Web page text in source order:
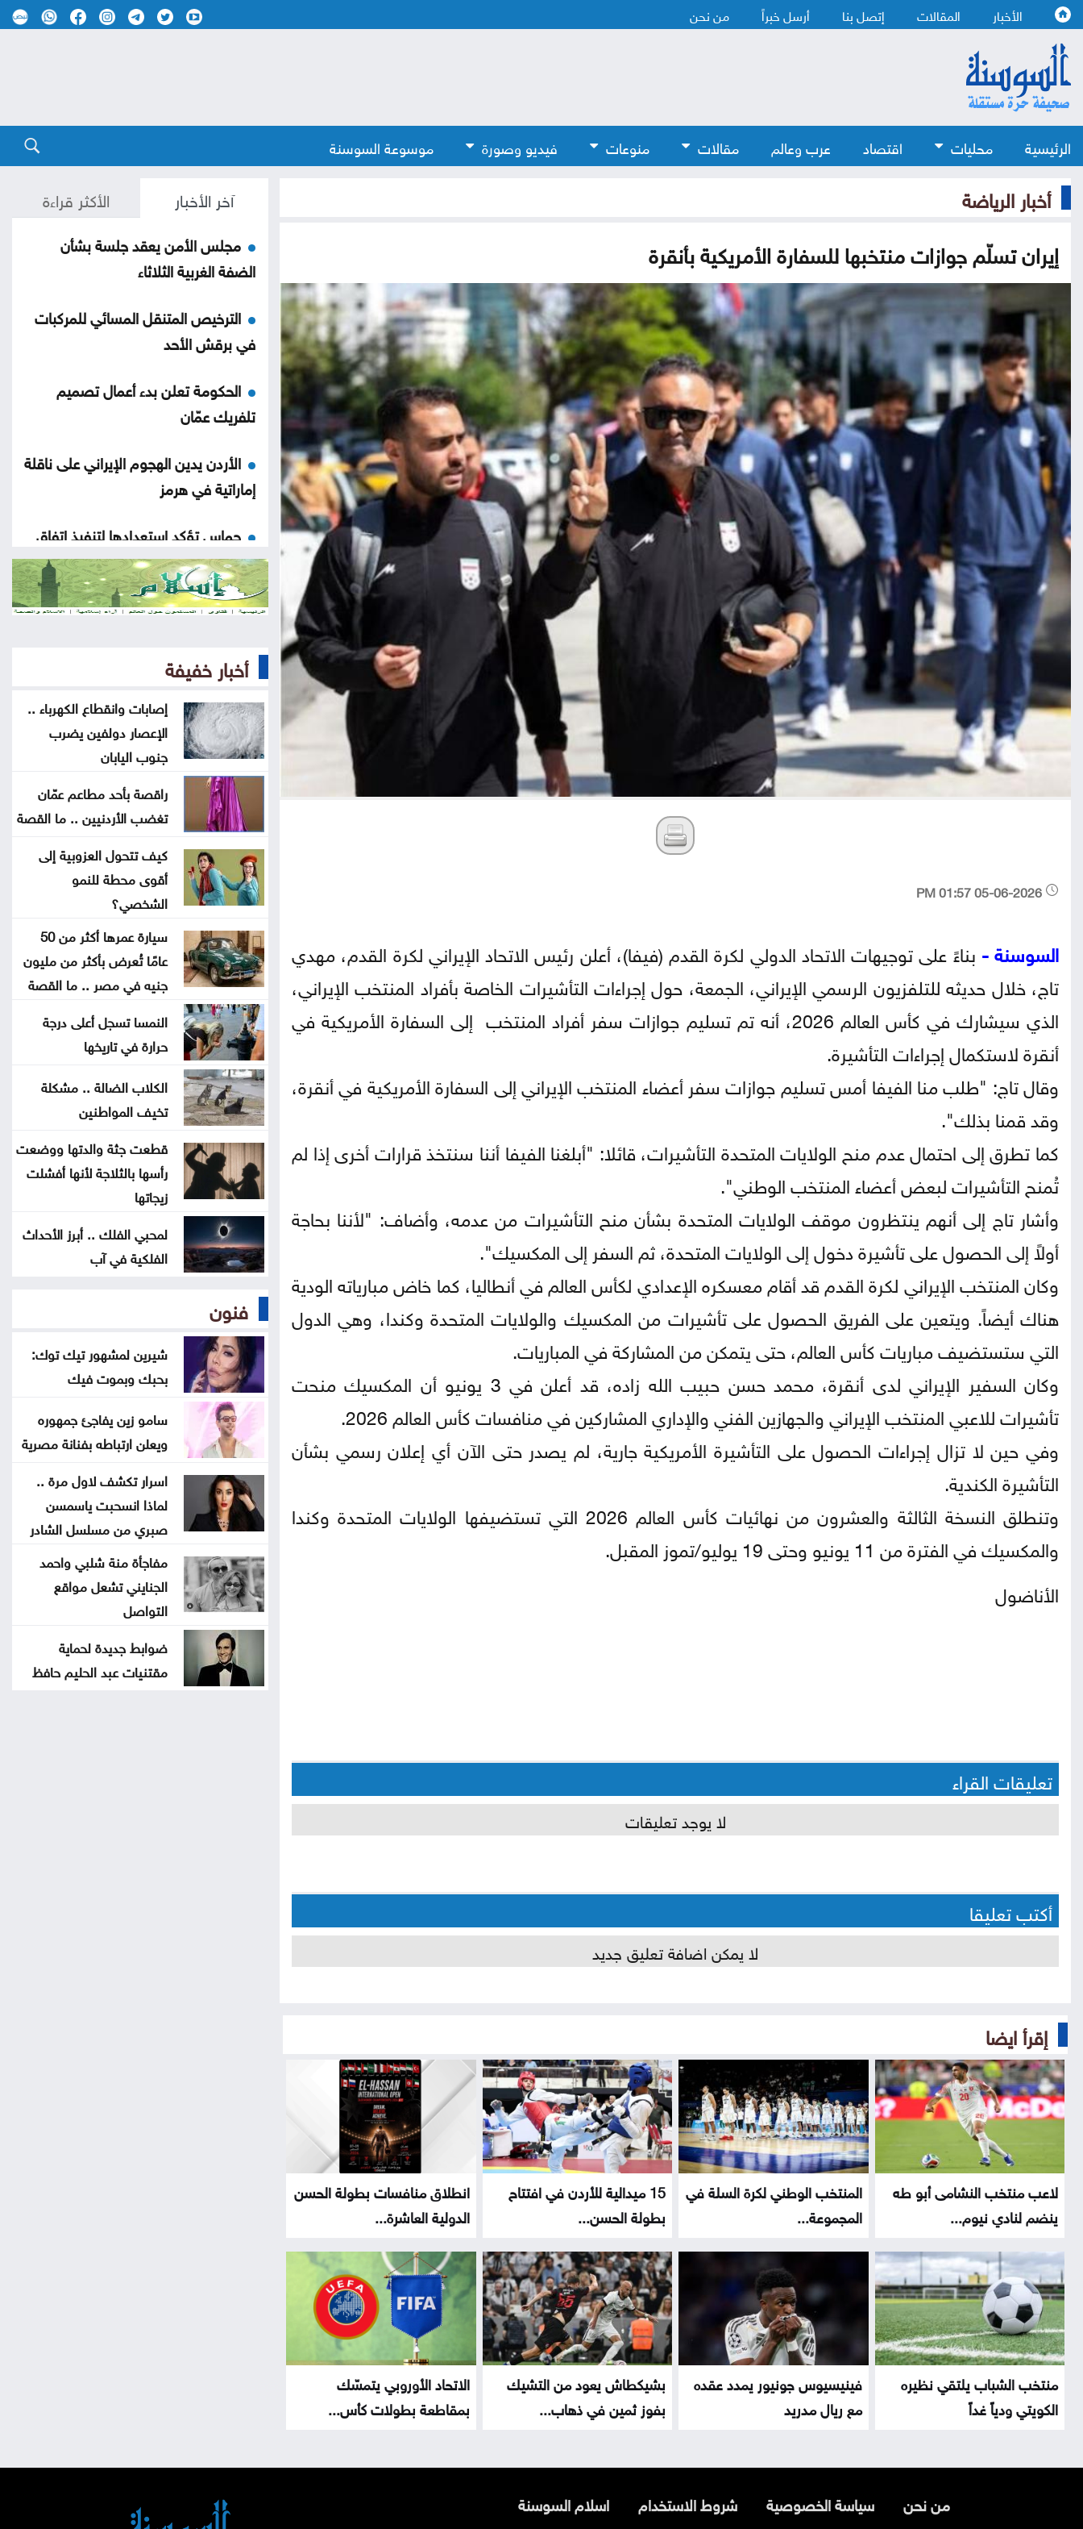
الأخبار المقالات إتصل بنا أرسل خبراً من نحن
الرئيسية محليات اقتصاد عرب وعالم مقالات منوعات فيديو وصورة موسوعة السوسنة
أخبار الرياضة
إيران تسلّم جوازات منتخبها للسفارة الأمريكية بأنقرة
السوسنة - بناءً على توجيهات الاتحاد الدولي لكرة القدم (فيفا)، أعلن رئيس الاتحاد الإيراني لكرة القدم، مهدي
تاج، خلال حديثه للتلفزيون الرسمي الإيراني، الجمعة، حول إجراءات التأشيرات الخاصة بأفراد المنتخب الإيراني،
الذي سيشارك في كأس العالم 2026، أنه تم تسليم جوازات سفر أفراد المنتخب إلى السفارة الأمريكية في
أنقرة لاستكمال إجراءات التأشيرة.
وقال تاج: "طلب منا الفيفا أمس تسليم جوازات سفر أعضاء المنتخب الإيراني إلى السفارة الأمريكية في أنقرة،
وقد قمنا بذلك".
كما تطرق إلى احتمال عدم منح الولايات المتحدة التأشيرات، قائلا: "أبلغنا الفيفا أننا سنتخذ قرارات أخرى إذا لم
تُمنح التأشيرات لبعض أعضاء المنتخب الوطني".
وأشار تاج إلى أنهم ينتظرون موقف الولايات المتحدة بشأن منح التأشيرات من عدمه، وأضاف: "لأننا بحاجة
أولاً إلى الحصول على تأشيرة دخول إلى الولايات المتحدة، ثم السفر إلى المكسيك".
وكان المنتخب الإيراني لكرة القدم قد أقام معسكره الإعدادي لكأس العالم في أنطاليا، كما خاض مبارياته الودية
هناك أيضاً. ويتعين على الفريق الحصول على تأشيرات من المكسيك والولايات المتحدة وكندا، وهي الدول
التي ستستضيف مباريات كأس العالم، حتى يتمكن من المشاركة في المباريات.
وكان السفير الإيراني لدى أنقرة، محمد حسن حبيب الله زاده، قد أعلن في 3 يونيو أن المكسيك منحت
تأشيرات للاعبي المنتخب الإيراني والجهازين الفني والإداري المشاركين في منافسات كأس العالم 2026.
وفي حين لا تزال إجراءات الحصول على التأشيرة الأمريكية جارية، لم يصدر حتى الآن أي إعلان رسمي بشأن
التأشيرة الكندية.
وتنطلق النسخة الثالثة والعشرون من نهائيات كأس العالم 2026 التي تستضيفها الولايات المتحدة وكندا
والمكسيك في الفترة من 11 يونيو وحتى 19 يوليو/تموز المقبل.
الأناضول
تعليقات القراء
لا يوجد تعليقات
أكتب تعليقا
لا يمكن اضافة تعليق جديد
إقرأ ايضا
لاعب منتخب النشامى أبو طه
ينضم لنادي نيوم...
المنتخب الوطني لكرة السلة في
المجموعة...
15 ميدالية للأردن في افتتاح
بطولة الحسن...
انطلاق منافسات بطولة الحسن
الدولية العاشرة...
منتخب الشباب يلتقي نظيره
الكويتي ودياً غداً
فينيسيوس جونيور يمدد عقده
مع ريال مدريد
بشيكطاش يعود من التشيك
بفوز ثمين في ذهاب...
الاتحاد الأوروبي يتمسّك
بمقاطعة بطولات كأس...
آخر الأخبار الأكثر قراءة
مجلس الأمن يعقد جلسة بشأن
الضفة الغربية الثلاثاء
الترخيص المتنقل المسائي للمركبات
في برقش الأحد
الحكومة تعلن بدء أعمال تصميم
تلفريك عمّان
الأردن يدين الهجوم الإيراني على ناقلة
إماراتية في هرمز
حماس تؤكد استعدادها لتنفيذ اتفاق
غزة شرط التزام إسرائيل به
الحكومة تواصل تنفيذ 343 مشروعاً
فشل أمريكا وحلف مكة الجديد
عراقجي: اتفاق وشيك مع عُمان لفتح
مسار ملاحي جديد عبر هرمز
العراق يناقش مع إيران ترتيبات تصدير
النفط
ماذا يحدث لدماغك عند تناول الفول
السوداني يوميًا؟
كيف يخدعنا الذكاء الاصطناعي
بمخرجات مصقولة بلا جوهر
اتفاقية مكة للدفاع المشترك .. البحث
عن أمن المستقبل
حين تصبح المدرسة ملجأً
لنادي نيوم السعودي
المنتخب الوطني لكرة السلة في
المجموعة الثانية بدورة الألعاب الآسيوية
أخبار خفيفة
إصابات وانقطاع الكهرباء ..
الإعصار دولفين يضرب
جنوب اليابان
راقصة بأحد مطاعم عمّان
تغضب الأردنيين .. ما القصة
كيف تتحول العزوبية إلى
أقوى محطة للنمو
الشخصي؟
سيارة عمرها أكثر من 50
عامًا تُعرض بأكثر من مليون
جنيه في مصر .. ما القصة
النمسا تسجل أعلى درجة
حرارة في تاريخها
الكلاب الضالة .. مشكلة
تخيف المواطنين
قطعت جثة والدتها ووضعت
رأسها بالثلاجة لأنها أفشلت
زيجاتها
لمحبي الفلك .. أبرز الأحداث
الفلكية في آب
فنون
شيرين لمشهور تيك توك:
بحبك وبموت فيك
سامو زين يفاجئ جمهوره
ويعلن ارتباطه بفنانة مصرية
اسرار تكشف لاول مرة ..
لماذا انسحبت ياسمسن
صبري من مسلسل الشادر
مفاجأة منة شلبي واحمد
الجنايني تشعل مواقع
التواصل
ضوابط جديدة لحماية
مقتنيات عبد الحليم حافظ
من نحن سياسة الخصوصية شروط الاستخدام اسلام السوسنة